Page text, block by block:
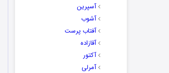
آسپرین
آشوب
آفتاب پرست
آقازاده
آکتور
آمرلی